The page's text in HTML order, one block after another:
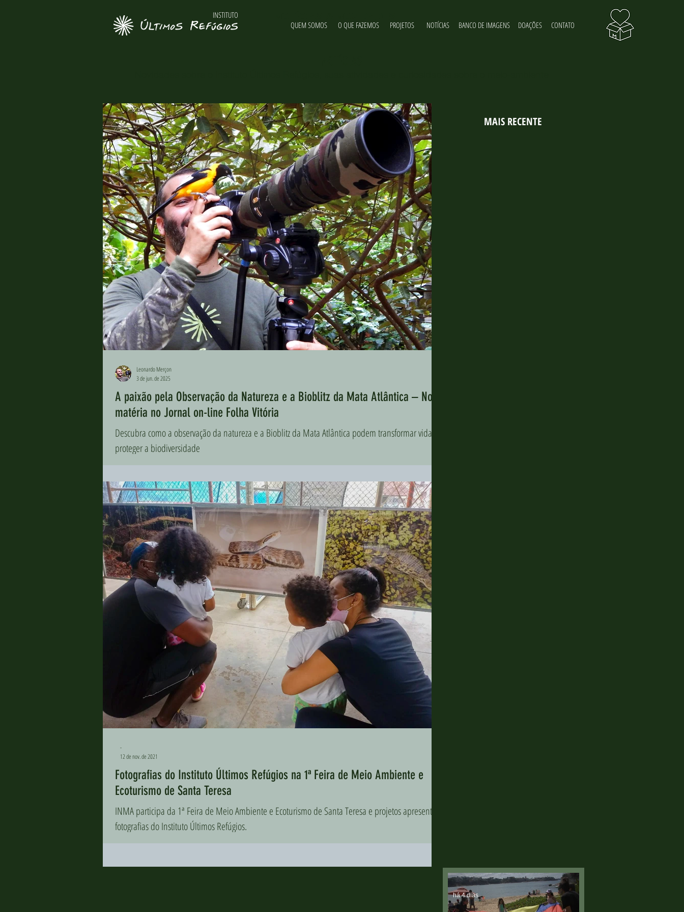
A paixão pela Observação da Natureza e a Bioblitz da Mata Atlântica – Nova
matéria no Jornal on-line Folha Vitória
Descubra como a observação da natureza e a Bioblitz da Mata Atlântica podem transformar vidas e
proteger a biodiversidade
Leonardo Merçon
3 de jun. de 2025
Fotografias do Instituto Últimos Refúgios na 1ª Feira de Meio Ambiente e
Ecoturismo de Santa Teresa
INMA participa da 1ª Feira de Meio Ambiente e Ecoturismo de Santa Teresa e projetos apresentam
fotografias do Instituto Últimos Refúgios.
-
12 de nov. de 2021
MAIS RECENTE
há 4 dias
INSTITUTO
QUEM SOMOS
O QUE FAZEMOS PROJETOS NOTÍCIAS BANCO DE IMAGENS DOAÇÕES CONTATO